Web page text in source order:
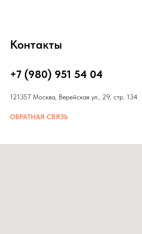
Контакты
+7 (980) 951 54 04
121357 Москва, Верейская ул., 29, стр. 134
ОБРАТНАЯ СВЯЗЬ